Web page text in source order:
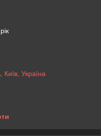
Київ, Україна